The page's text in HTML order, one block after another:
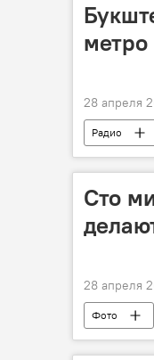
28 апреля
Радио
система
Сто
28 апреля
Фото